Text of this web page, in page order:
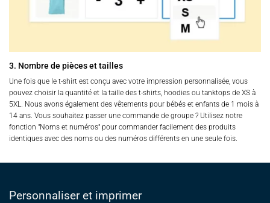
3. Nombre de pièces et tailles
Une fois que le t-shirt est conçu avec votre impression personnalisée, vous
pouvez choisir la quantité et la taille des t-shirts, hoodies ou tanktops de XS à
5XL. Nous avons également des vêtements pour bébés et enfants de 1 mois à
14 ans. Vous souhaitez passer une commande de groupe ? Utilisez notre
fonction "Noms et numéros" pour commander facilement des produits
identiques avec des noms ou des numéros différents en une seule fois.
Personnaliser et imprimer